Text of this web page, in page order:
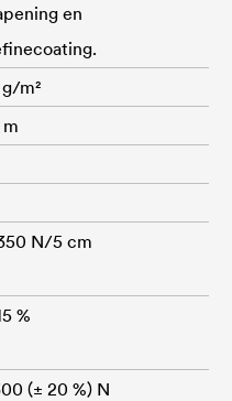
en
m²
N/5 cm
%
(± 20 %) N